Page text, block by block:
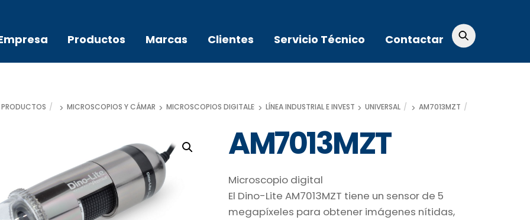
Productos Marcas Clientes Servicio Técnico Contactar
PRODUCTOS MICROSCOPIOS Y CÁMARAS MICROSCOPIOS DIGITALES DINO-LITELÍNEA INDUSTRIAL E INVESTIGACIÓN
UNIVERSAL AM7013MZT
AM7013MZT
Microscopio digital
El Dino-Lite AM7013MZT tiene un sensor de 5
megapíxeles para obtener imágenes nítidas,